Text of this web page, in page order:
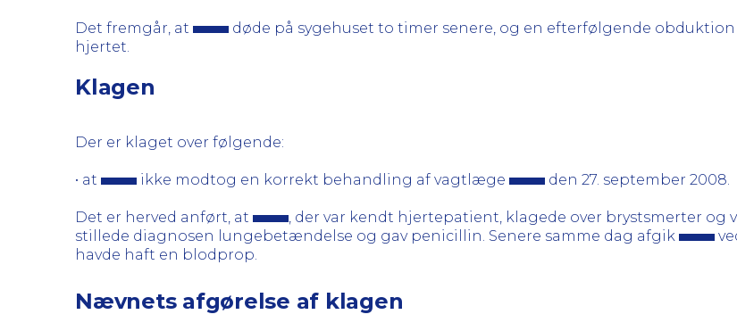
Det fremgår, at døde på sygehuset to timer senere, og en efterfølgende obduktion
hjertet.
Klagen
Der er klaget over følgende:
• at ikke modtog en korrekt behandling af vagtlæge den 27. september 2008.
Det er herved anført, at
, der var kendt hjertepatient, klagede over brystsmerter
stillede diagnosen lungebetændelse og gav penicillin. Senere samme dag afgik
havde haft en blodprop.
Nævnets afgørelse af klagen